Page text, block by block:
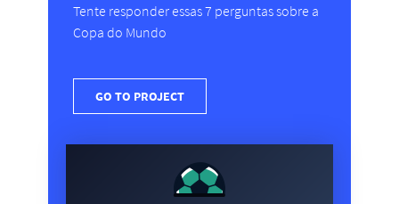
Tente responder essas 7 perguntas sobre a
Copa do Mundo
GO TO PROJECT